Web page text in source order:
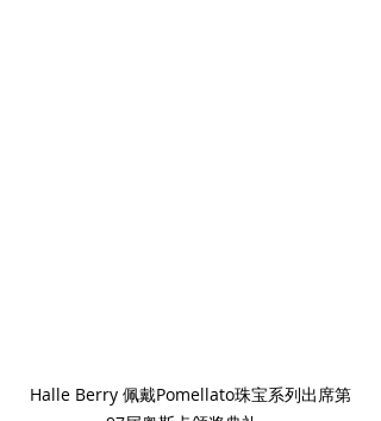
Halle Berry 佩戴Pomellato珠宝系列出席第